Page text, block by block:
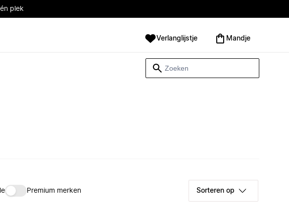
plek
Verlanglijstje Mandje
Premium merken Sorteren op